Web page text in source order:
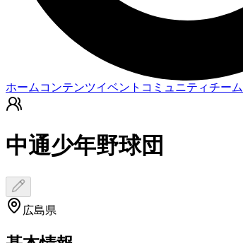
ホーム コンテンツイベント コミュニティチーム
中通少年野球団
広島県